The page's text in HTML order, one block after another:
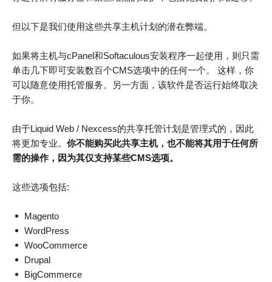
但以下是我们使用这些共享主机计划的潜在弊端。
如果将主机与cPanel和Softaculous安装程序一起使用，则只需
单击几下即可安装数百个CMS选项中的任何一个。 这样，你
可以随意使用托管服务。另一方面，该软件是否运行始终取决
于你。
由于Liquid Web / Nexcess的共享托管计划是管理式的，因此
将更加专业。 你不能购买此共享主机，也不能将其用于任何所
需的操作，因为其仅支持某些CMS选项。
这些选项包括:
Magento
WordPress
WooCommerce
Drupal
BigCommerce